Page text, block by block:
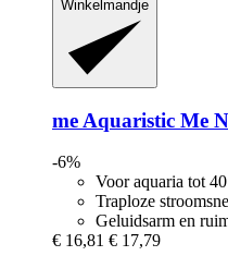
Winkelmandje
me Aquaristic Me
-6%
Voor aquaria tot
Traploze
Geluidsarm en
€ 16,81 € 17,79